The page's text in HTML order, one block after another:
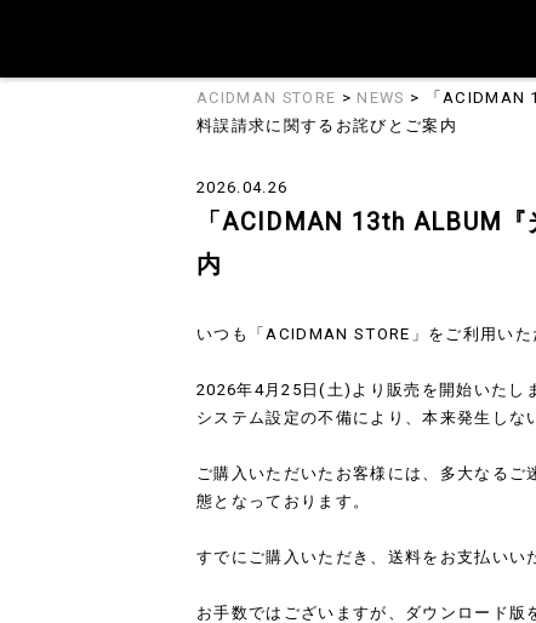
ACIDMAN STORE > NEWS > 「ACIDMAN
料誤請求に関するお詫びとご案内
2026.04.26
「ACIDMAN 13th ALBUM
内
いつも「ACIDMAN STORE」をご利用い
2026年4月25日(土)より販売を開始いたし
システム設定の不備により、本来発生しな
ご購入いただいたお客様には、多大なる
態となっております。
すでにご購入いただき、送料をお支払いい
お手数ではございますが、ダウンロード版